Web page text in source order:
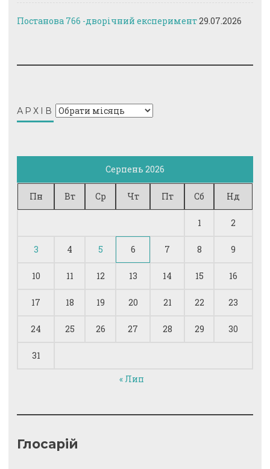
Постанова 766 -дворічний експеримент29.07.2026
АРХІВ Архів
Серпень 2026
Пн Вт Ср Чт Пт Сб Нд
1 2
3 4 5 6 7 8 9
10 11 12 13 14 15 16
17 18 19 20 21 22 23
24 25 26 27 28 29 30
31
« Лип
Глосарій